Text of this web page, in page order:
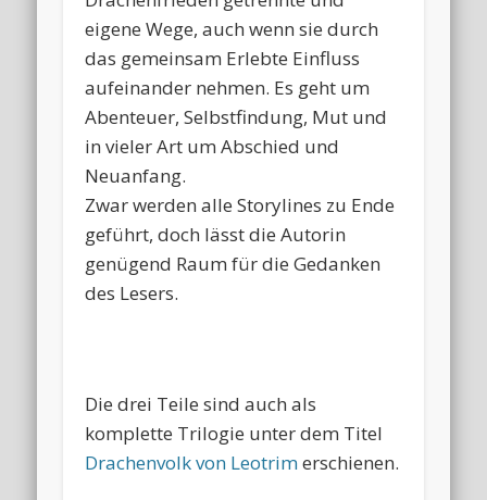
eigene Wege, auch wenn sie durch
das gemeinsam Erlebte Einfluss
aufeinander nehmen. Es geht um
Abenteuer, Selbstfindung, Mut und
in vieler Art um Abschied und
Neuanfang.
Zwar werden alle Storylines zu Ende
geführt, doch lässt die Autorin
genügend Raum für die Gedanken
des Lesers.
Die drei Teile sind auch als
komplette Trilogie unter dem Titel
Drachenvolk von Leotrimerschienen.